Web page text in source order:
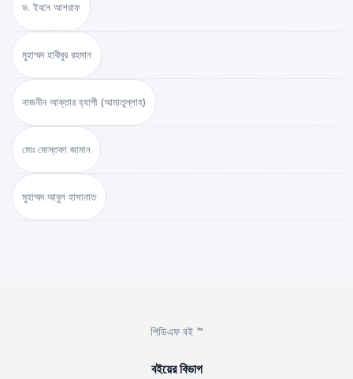
ড. ইবনে আশরাফ
মুহাম্মদ হাবীবুর রহমান
নাজনীন আক্তার হ্যাপী (আমাতুল্লাহ)
মোঃ মোস্তফা জামান
মুহাম্মদ আবুল হাসানাত
পিডিএফ বই ™
বইয়ের বিভাগ